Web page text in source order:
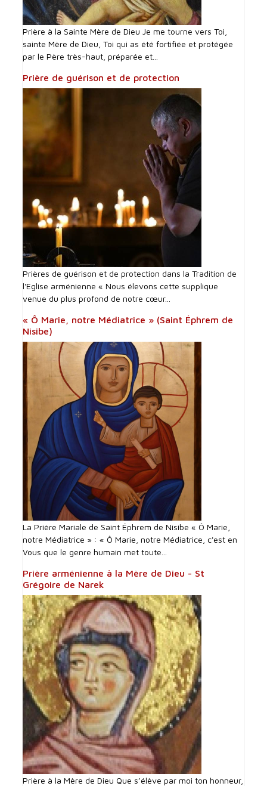
Prière à la Sainte Mère de Dieu Je me tourne vers Toi,
sainte Mère de Dieu, Toi qui as été fortifiée et protégée
par le Père très-haut, préparée et...
Prière de guérison et de protection
Prières de guérison et de protection dans la Tradition de
l'Eglise arménienne « Nous élevons cette supplique
venue du plus profond de notre cœur...
« Ô Marie, notre Médiatrice » (Saint Éphrem de
Nisibe)
La Prière Mariale de Saint Éphrem de Nisibe « Ô Marie,
notre Médiatrice » : « Ô Marie, notre Médiatrice, c'est en
Vous que le genre humain met toute...
Prière arménienne à la Mère de Dieu - St
Grégoire de Narek
Prière à la Mère de Dieu Que s’élève par moi ton honneur,